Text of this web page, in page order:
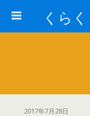
2017年7月28日